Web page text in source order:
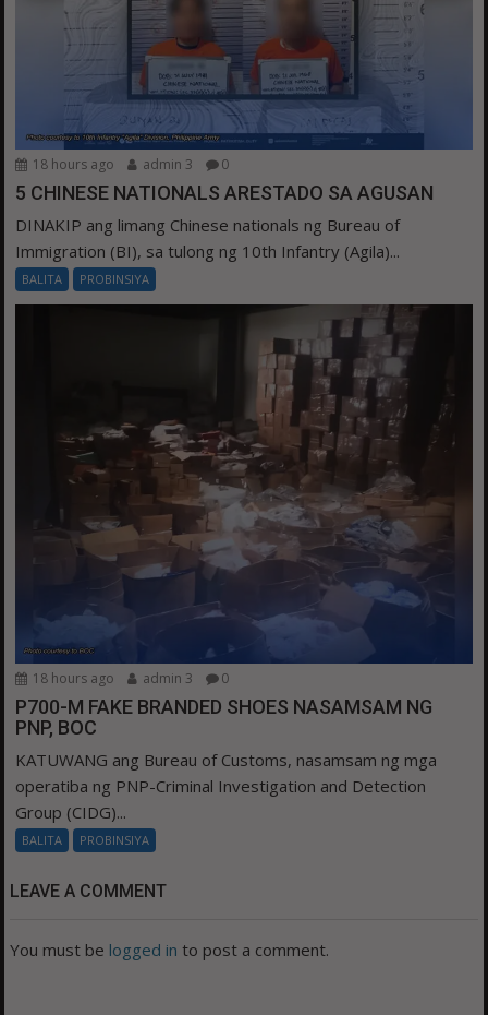
18 hours ago admin 3 0
5 CHINESE NATIONALS ARESTADO SA AGUSAN
DINAKIP ang limang Chinese nationals ng Bureau of
Immigration (BI), sa tulong ng 10th Infantry (Agila)...
BALITA PROBINSIYA
18 hours ago admin 3 0
P700-M FAKE BRANDED SHOES NASAMSAM NG
PNP, BOC
KATUWANG ang Bureau of Customs, nasamsam ng mga
operatiba ng PNP-Criminal Investigation and Detection
Group (CIDG)...
BALITA PROBINSIYA
LEAVE A COMMENT
You must be logged in to post a comment.